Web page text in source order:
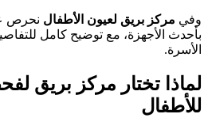
وفي مركز بريق لعيون الأطفال نحرص
بأحدث الأجهزة، مع توضيح كامل
الأسرة.
لماذا تختار مركز بريق
للأطفال